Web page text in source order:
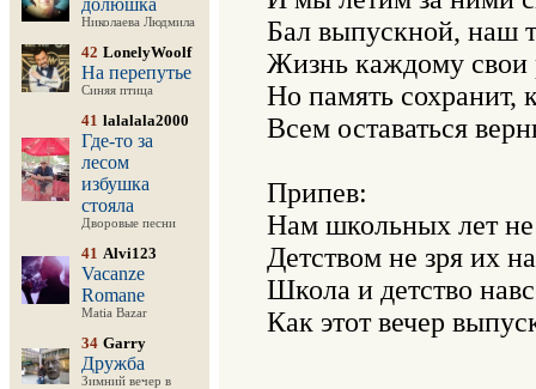
долюшка
Николаева Людмила
42 LonelyWoolf
На перепутье
Синяя птица
41 lalalala2000
Где-то за
лесом
избушка
стояла
Дворовые песни
41 Alvi123
Vacanze
Romane
Matia Bazar
34 Garry
Дружба
Зимний вечер в
Бал выпускной, наш
Жизнь каждому свои
Но память сохранит,
Всем оставаться
Припев:
Нам школьных лет не
Детством не зря их
Школа и детство